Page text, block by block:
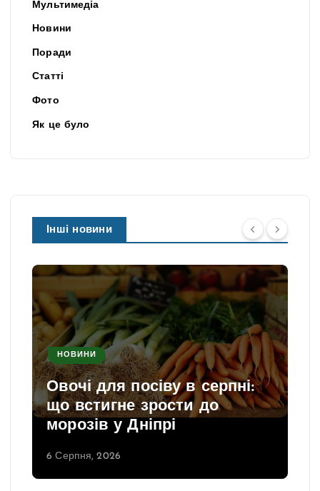
Мультимедіа
Новини
Поради
Статті
Фото
Як це було
Інші новини
НОВИНИ
Овочі для посіву в серпні:
що встигне зрости до
морозів у Дніпрі
6 Серпня, 2026